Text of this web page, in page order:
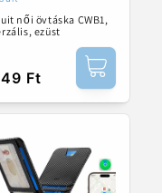
női övtáska CWB1,
ezüst
Ft